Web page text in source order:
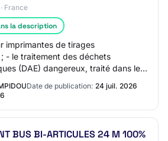
France
la description
imprimantes de tirages
- le traitement des déchets
(DAE) dangereux, traité dans le
Date de publication: 24 juil. 2026
BUS BI-ARTICULES 24 M 100%